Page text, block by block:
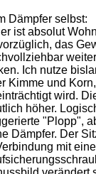
Dämpfer selbst:
ist absolut
das
Ich nutze
Kimme und
wird.
höher.
"Plopp",
Dämpfer. Der
mit